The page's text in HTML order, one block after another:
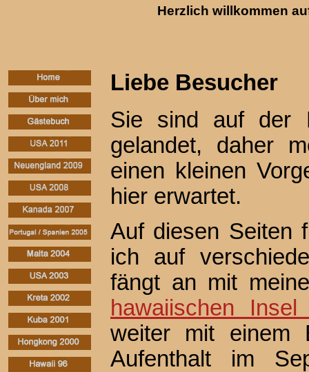
Herzlich willkommen
Liebe Besucher
Sie sind auf der
gelandet, daher
einen kleinen
hier erwartet.
Auf diesen Seiten
ich auf
fängt an mit
hawaiischen Insel
weiter mit einem
Aufenthalt im